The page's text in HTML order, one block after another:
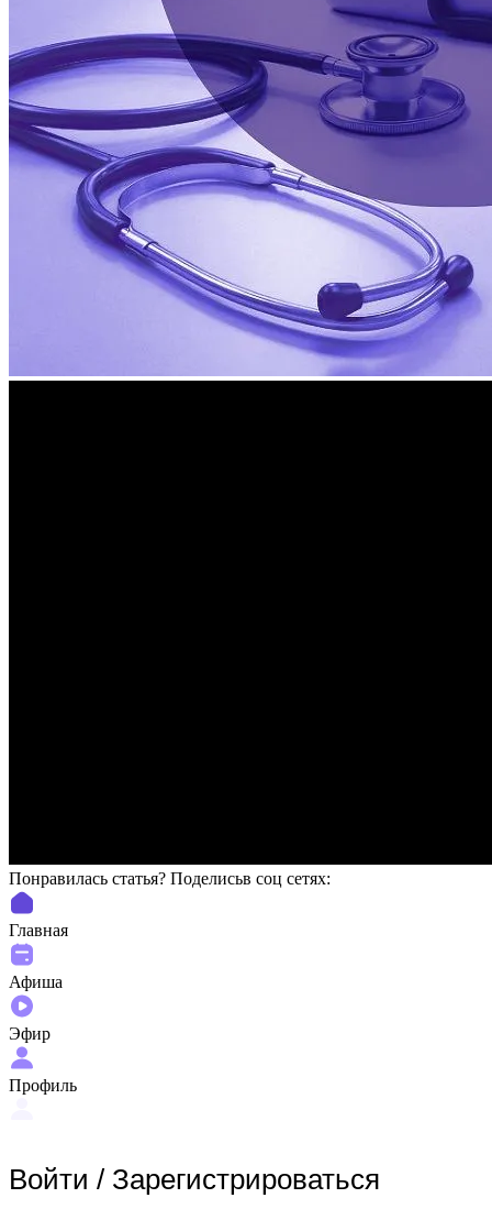
Понравилась статья? Поделиcьв соц сетях:
Главная
Афиша
Эфир
Профиль
Войти / Зарегистрироваться